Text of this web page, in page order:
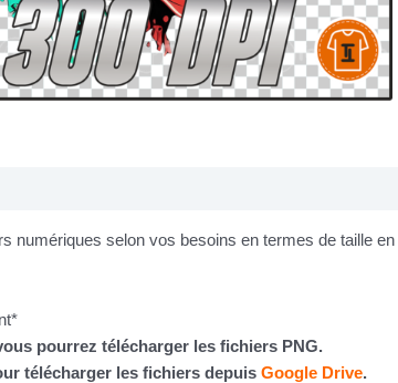
numériques selon vos besoins en termes de taille
pourrez télécharger les fichiers PNG.
télécharger les fichiers depuis Google Drive.